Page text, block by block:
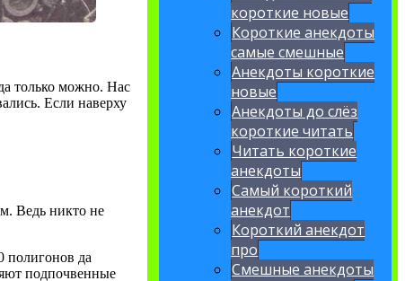
только можно. Нас
Если наверху
Ведь никто не
полигонов да
подпочвенные
короткие новые
Короткие анекдоты
самые смешные
Анекдоты короткие
новые
Анекдоты до слёз
короткие читать
Читать короткие
анекдоты
Самый короткий
анекдот
Короткий анекдот
про
Смешные анекдоты